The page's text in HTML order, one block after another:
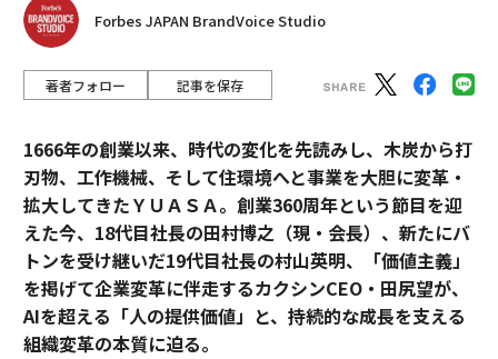
Forbes JAPAN BrandVoice Studio
著者フォロー 記事を保存
1666年の創業以来、時代の変化を先読みし、木炭から打
刃物、工作機械、そして住環境へと事業を大胆に変革・
拡大してきたＹＵＡＳＡ。創業360周年という節目を迎
えた今、18代目社長の田村博之（現・会長）、新たにバ
トンを受け継いだ19代目社長の村山英明、「価値主義」
を掲げて企業変革に伴走するカクシンCEO・田尻望が、
AIを超える「人の提供価値」と、持続的な成長を支える
組織変革の本質に迫る。